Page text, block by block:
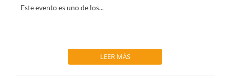
Este evento es uno de los...
LEER MÁS